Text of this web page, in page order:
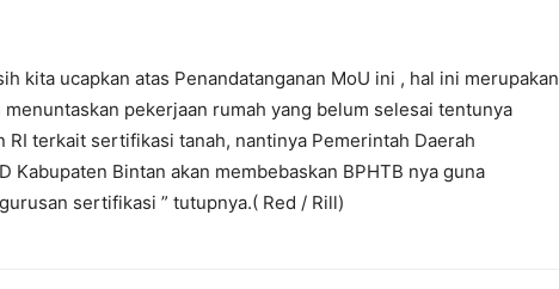
kita ucapkan atas Penandatanganan MoU ini , hal ini merupakan
pekerjaan rumah yang belum selesai tentunya
RI terkait sertifikasi tanah, nantinya Pemerintah Daerah
Kabupaten Bintan akan membebaskan BPHTB nya guna
sertifikasi ” tutupnya.( Red / Rill)